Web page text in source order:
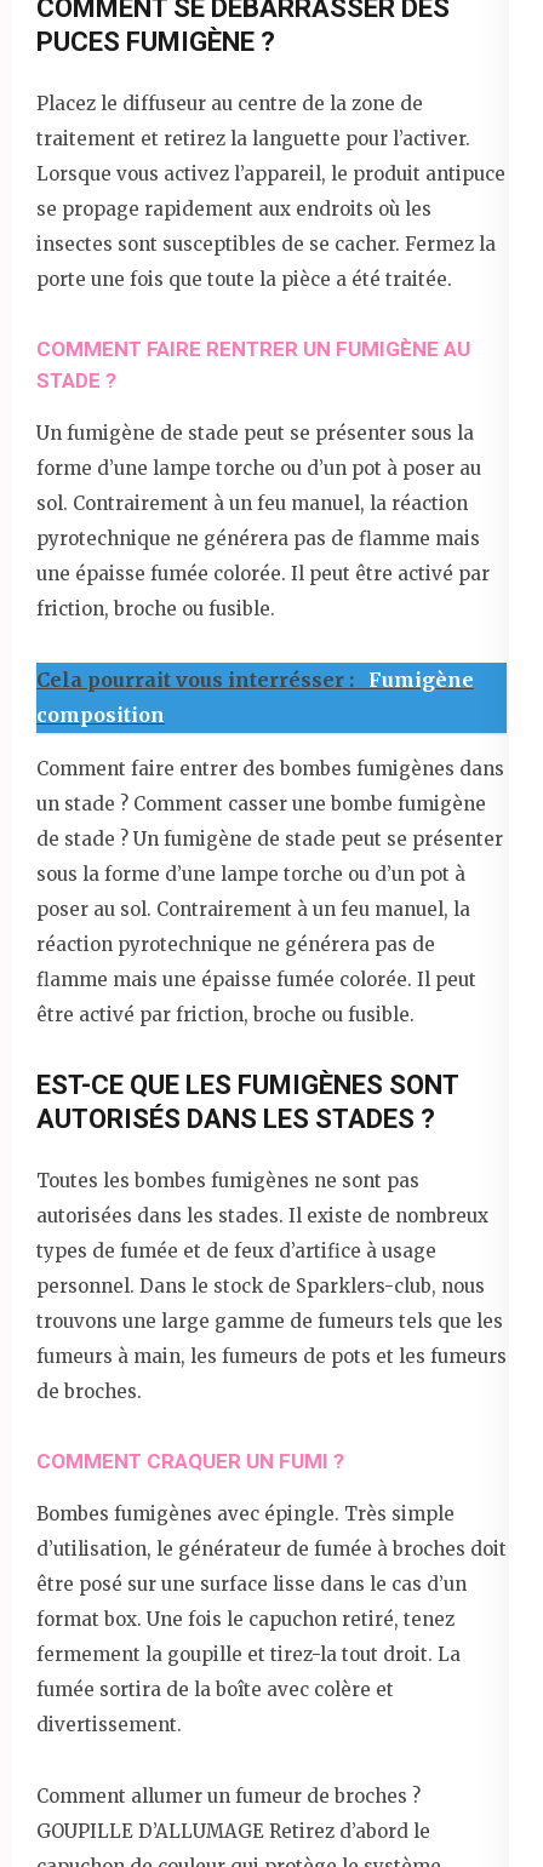
COMMENT SE DÉBARRASSER DES
PUCES FUMIGÈNE ?
Placez le diffuseur au centre de la zone de
traitement et retirez la languette pour l’activer.
Lorsque vous activez l’appareil, le produit antipuce
se propage rapidement aux endroits où les
insectes sont susceptibles de se cacher. Fermez la
porte une fois que toute la pièce a été traitée.
COMMENT FAIRE RENTRER UN FUMIGÈNE AU
STADE ?
Un fumigène de stade peut se présenter sous la
forme d’une lampe torche ou d’un pot à poser au
sol. Contrairement à un feu manuel, la réaction
pyrotechnique ne générera pas de flamme mais
une épaisse fumée colorée. Il peut être activé par
friction, broche ou fusible.
Cela pourrait vous interrésser :
Fumigène
composition
Comment faire entrer des bombes fumigènes dans
un stade ? Comment casser une bombe fumigène
de stade ? Un fumigène de stade peut se présenter
sous la forme d’une lampe torche ou d’un pot à
poser au sol. Contrairement à un feu manuel, la
réaction pyrotechnique ne générera pas de
flamme mais une épaisse fumée colorée. Il peut
être activé par friction, broche ou fusible.
EST-CE QUE LES FUMIGÈNES SONT
AUTORISÉS DANS LES STADES ?
Toutes les bombes fumigènes ne sont pas
autorisées dans les stades. Il existe de nombreux
types de fumée et de feux d’artifice à usage
personnel. Dans le stock de Sparklers-club, nous
trouvons une large gamme de fumeurs tels que les
fumeurs à main, les fumeurs de pots et les fumeurs
de broches.
COMMENT CRAQUER UN FUMI ?
Bombes fumigènes avec épingle. Très simple
d’utilisation, le générateur de fumée à broches doit
être posé sur une surface lisse dans le cas d’un
format box. Une fois le capuchon retiré, tenez
fermement la goupille et tirez-la tout droit. La
fumée sortira de la boîte avec colère et
divertissement.
Comment allumer un fumeur de broches ?
GOUPILLE D’ALLUMAGE Retirez d’abord le